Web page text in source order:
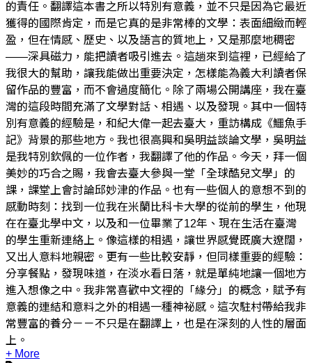
的責任。翻譯這本書之所以特別有意義，並不只是因為它最近
獲得的國際肯定，而是它真的是非常棒的文學：表面細緻而輕
盈，但在情感、歷史、以及語言的質地上，又是那麼地稠密
——深具磁力，能把讀者吸引進去。這趟來到這裡，已經給了
我很大的幫助，讓我能做出重要決定，怎樣能為義大利讀者保
留作品的豐富，而不會過度簡化。除了兩場公開講座，我在臺
灣的這段時間充滿了文學對話、相遇、以及發現。其中一個特
別有意義的經驗是，和紀大偉一起去臺大，重訪構成《鱷魚手
記》背景的那些地方。我也很高興和吳明益談論文學，吳明益
是我特別欽佩的一位作者，我翻譯了他的作品。今天，拜一個
美妙的巧合之賜，我會去臺大參與一堂「全球酷兒文學」的
課，課堂上會討論邱妙津的作品。也有一些個人的意想不到的
感動時刻：找到一位我在米蘭比科卡大學的從前的學生，他現
在在臺北學中文，以及和一位畢業了12年、現在生活在臺灣
的學生重新連絡上。像這樣的相遇，讓世界感覺既廣大遼闊，
又出人意料地親密。更有一些比較安靜，但同樣重要的經驗：
分享餐點，發現味道，在淡水看日落，就是單純地讓一個地方
進入想像之中。我非常喜歡中文裡的「緣分」的概念，賦予有
意義的連結和意料之外的相遇一種神祕感。這次駐村帶給我非
常豐富的養分－－不只是在翻譯上，也是在深刻的人性的層面
上。
+ More